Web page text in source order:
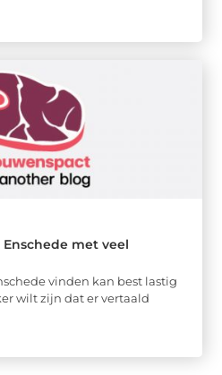
met veel
vinden kan best lastig
wilt zijn dat er vertaald